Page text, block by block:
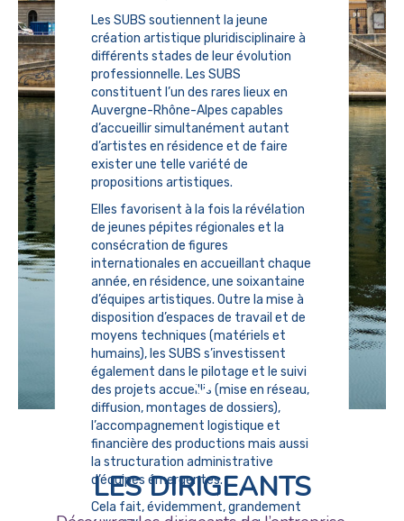
Les SUBS soutiennent la jeune
création artistique pluridisciplinaire à
différents stades de leur évolution
professionnelle. Les SUBS
constituent l’un des rares lieux en
Auvergne-Rhône-Alpes capables
d’accueillir simultanément autant
d’artistes en résidence et de faire
exister une telle variété de
propositions artistiques.
Elles favorisent à la fois la révélation
de jeunes pépites régionales et la
consécration de figures
internationales en accueillant chaque
année, en résidence, une soixantaine
d’équipes artistiques. Outre la mise à
disposition d’espaces de travail et de
moyens techniques (matériels et
humains), les SUBS s’investissent
également dans le pilotage et le suivi
des projets accueillis (mise en réseau,
diffusion, montages de dossiers),
l’accompagnement logistique et
financière des productions mais aussi
la structuration administrative
d’équipes émergentes.
Cela fait, évidemment, grandement
LES DIRIGEANTS